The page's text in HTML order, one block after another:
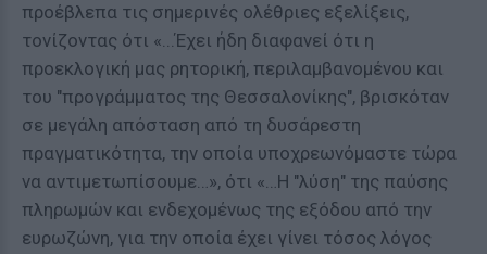
προέβλεπα τις σημερινές ολέθριες εξελίξεις,
τονίζοντας ότι «...Έχει ήδη διαφανεί ότι η
προεκλογική μας ρητορική, περιλαμβανομένου και
του "προγράμματος της Θεσσαλονίκης", βρισκόταν
σε μεγάλη απόσταση από τη δυσάρεστη
πραγματικότητα, την οποία υποχρεωνόμαστε τώρα
να αντιμετωπίσουμε…», ότι «…Η "λύση" της παύσης
πληρωμών και ενδεχομένως της εξόδου από την
ευρωζώνη, για την οποία έχει γίνει τόσος λόγος